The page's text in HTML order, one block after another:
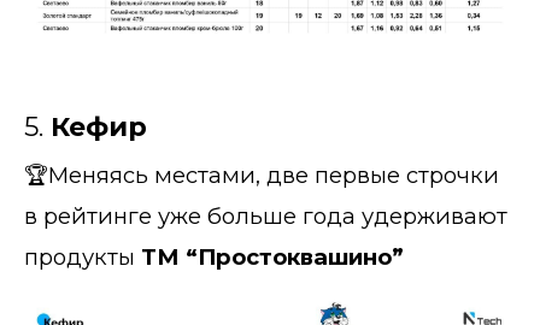
5. Кефир
🏆Меняясь местами, две первые строчки
в рейтинге уже больше года удерживают
продукты ТМ “Простоквашино”